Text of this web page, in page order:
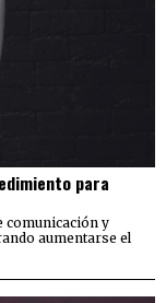
para
comunicación y
aumentarse el